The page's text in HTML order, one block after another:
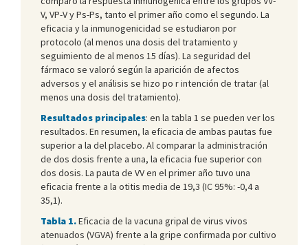
V, VP-V y Ps-Ps, tanto el primer año como el segundo. La
eficacia y la inmunogenicidad se estudiaron por
protocolo (al menos una dosis del tratamiento y
seguimiento de al menos 15 días). La seguridad del
fármaco se valoró según la aparición de afectos
adversos y el análisis se hizo po r intención de tratar (al
menos una dosis del tratamiento).
Resultados principales: en la tabla 1 se pueden ver los
resultados. En resumen, la eficacia de ambas pautas fue
superior a la del placebo. Al comparar la administración
de dos dosis frente a una, la eficacia fue superior con
dos dosis. La pauta de VV en el primer año tuvo una
eficacia frente a la otitis media de 19,3 (IC 95%: -0,4 a
35,1).
Tabla 1.Eficacia de la vacuna gripal de virus vivos
atenuados (VGVA) frente a la gripe confirmada por cultivo